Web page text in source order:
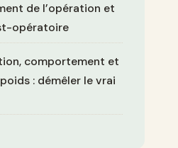
de l’opération et
opératoire
comportement et
: démêler le vrai